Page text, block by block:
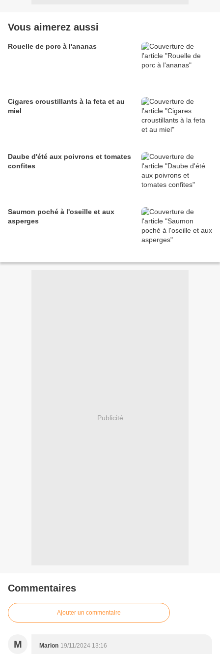
Vous aimerez aussi
Rouelle de porc à l'ananas
Cigares croustillants à la feta et au
miel
Daube d'été aux poivrons et tomates
confites
Saumon poché à l'oseille et aux
asperges
Publicité
Commentaires
Ajouter un commentaire
M Marion 19/11/2024 13:16